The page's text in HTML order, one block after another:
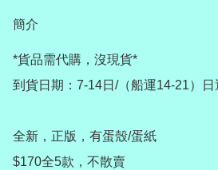
簡介
*貨品需代購，沒現貨*
到貨日期：7-14日/（船運14-21）日
全新，正版，有蛋殼/蛋紙
$170全5款，不散賣